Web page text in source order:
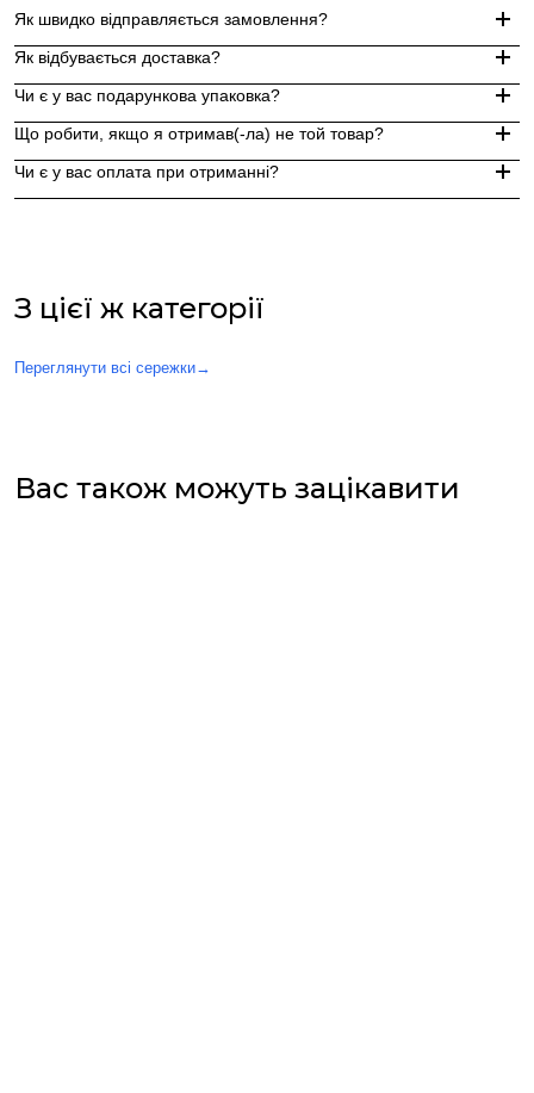
Як швидко відправляється замовлення?
Замовлення, оформлені до 15:00, відправляються в той же
Індивідуальні замовлення (гравіювання, вироби з перлин
Як відбувається доставка?
Доставка по Україні - Безкоштовно від 3000 грн.
За додаткову по Європі та світу , служба доставки "Укр
Чи є у вас подарункова упаковка?
Так, ми надаємо стильну фірмову упаковку до кожного
Що робити, якщо я отримав(-ла) не той товар?
Чи є у вас оплата при отриманні?
З цієї ж категорії
Переглянути всі сережки→
Вас також можуть зацікавити